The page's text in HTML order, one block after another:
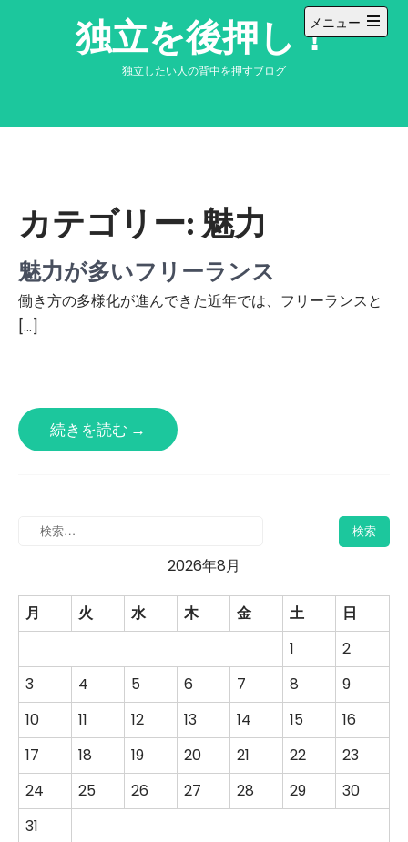
独立を後押し！
独立したい人の背中を押すブログ
メニュー
メ
カテゴリー: 魅力
魅力が多いフリーランス
働き方の多様化が進んできた近年では、フリーランスと
[…]
続きを読む →
2026年8月
月 火 水 木 金 土
日
1
2
3
4 5 6 7 8
9
10
11 12 13 14 15
16
17
18 19 20 21 22
23
24
25 26 27 28 29
30
31